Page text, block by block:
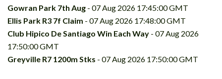
Gowran Park 7th Aug - 07 Aug 2026 17:45:00 GMT
Ellis Park R3 7f Claim - 07 Aug 2026 17:48:00 GMT
Club Hipico De Santiago Win Each Way - 07 Aug 2026
17:50:00 GMT
Greyville R7 1200m Stks - 07 Aug 2026 17:50:00 GMT